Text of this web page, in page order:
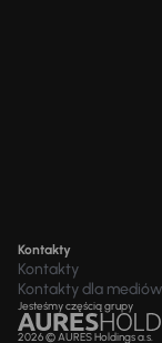
Kontakty
Kontakty
Kontakty dla mediów
Jesteśmy częścią grupy
2026 © AURES Holdings a.s.